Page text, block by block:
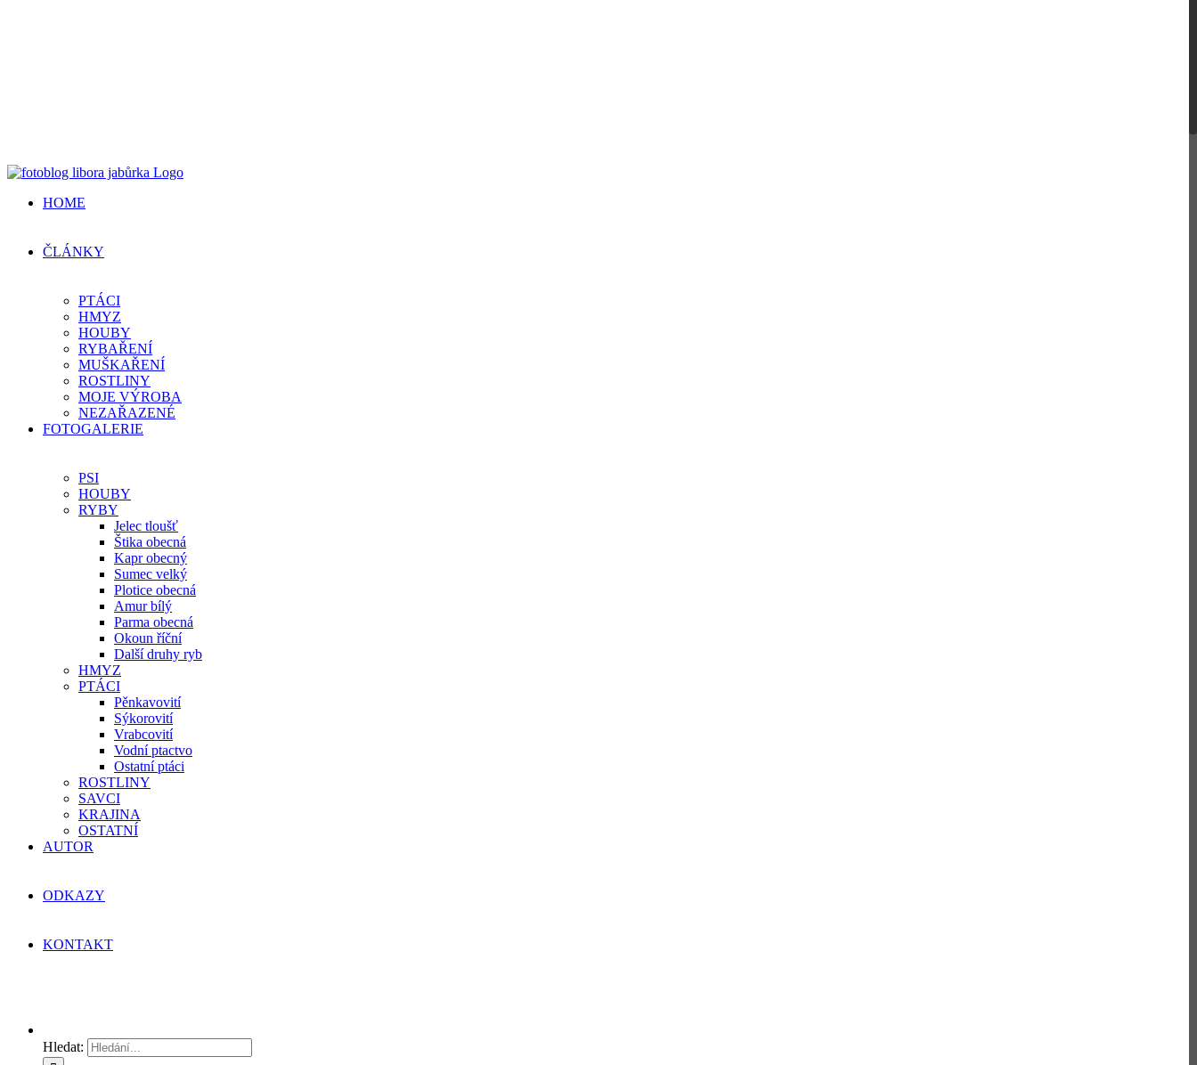
HOME
ČLÁNKY
PTÁCI
HMYZ
HOUBY
RYBAŘENÍ
MUŠKAŘENÍ
ROSTLINY
MOJE VÝROBA
NEZAŘAZENÉ
FOTOGALERIE
PSI
HOUBY
RYBY
Jelec tloušť
Štika obecná
Kapr obecný
Sumec velký
Plotice obecná
Amur bílý
Parma obecná
Okoun říční
Další druhy ryb
HMYZ
PTÁCI
Pěnkavovití
Sýkorovití
Vrabcovití
Vodní ptactvo
Ostatní ptáci
ROSTLINY
SAVCI
KRAJINA
OSTATNÍ
AUTOR
ODKAZY
KONTAKT
Hledat: